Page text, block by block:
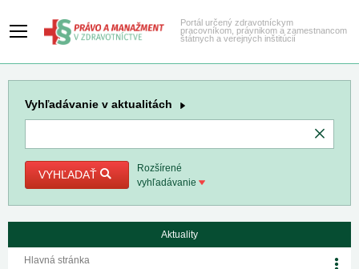
Portál určený zdravotníckym
pracovníkom, právnikom a zamestnancom
štátnych a verejných inštitúcií
Vyhľadávanie v aktualitách
VYHĽADAŤ
Rozšírené
vyhľadávanie
Aktuality
Hlavná stránka